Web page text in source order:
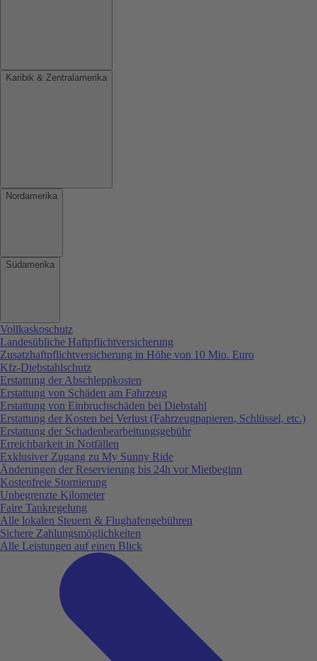
Karibik & Zentralamerika
Nordamerika
Südamerika
Vollkaskoschutz
Landesübliche Haftpflichtversicherung
Zusatzhaftpflichtversicherung in Höhe von 10 Mio. Euro
Kfz-Diebstahlschutz
Erstattung der Abschleppkosten
Erstattung von Schäden am Fahrzeug
Erstattung von Einbruchschäden bei Diebstahl
Erstattung der Kosten bei Verlust (Fahrzeugpapieren, Schlüssel, etc.)
Erstattung der Schadenbearbeitungsgebühr
Erreichbarkeit in Notfällen
Exklusiver Zugang zu My Sunny Ride
Änderungen der Reservierung bis 24h vor Mietbeginn
Kostenfreie Stornierung
Unbegrenzte Kilometer
Faire Tankregelung
Alle lokalen Steuern & Flughafengebühren
Sichere Zahlungsmöglichkeiten
Alle Leistungen auf einen Blick